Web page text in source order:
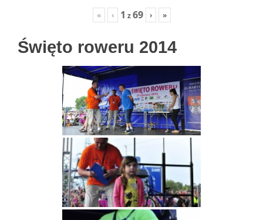
« ‹ 1 z69 › »
Święto roweru 2014